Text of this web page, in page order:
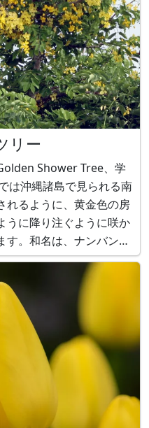
リー
Shower Tree、学
は沖縄諸島で見られる南
れるように、黄金色の房
うに降り注ぐように咲か
す。和名は、ナンバンサ